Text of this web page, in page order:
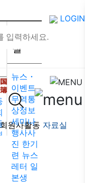
자료
실
뉴스・
이벤트
무역통
상정보
세미나
행사사
진 한기
련 뉴스
레터 일
본생
LOGIN
회원사활동 자료실